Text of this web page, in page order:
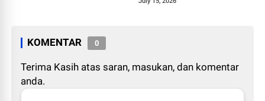
KOMENTAR 0
Terima Kasih atas saran, masukan, dan komentar
anda.